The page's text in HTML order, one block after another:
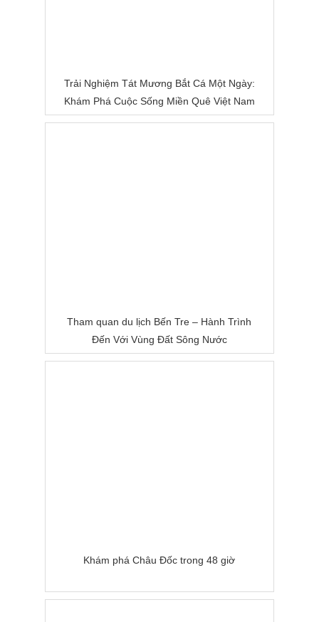
Trải Nghiệm Tát Mương Bắt Cá Một Ngày:
Khám Phá Cuộc Sống Miền Quê Việt Nam
Tham quan du lịch Bến Tre – Hành Trình
Đến Với Vùng Đất Sông Nước
Khám phá Châu Đốc trong 48 giờ